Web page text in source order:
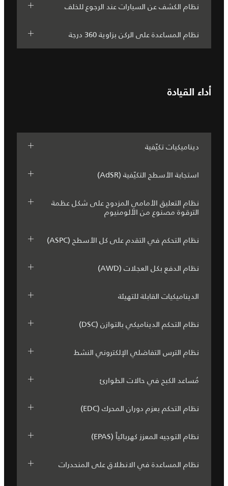
نظام الكشف عن السيارات عند الرجوع للخلف
نظام المساعدة على الركن بزاوية 360 درجة
أداء القيادة
ديناميكيات تكيّفية
استجابة الأسطح التكيّفية (AdSR)
نظام التعليق الأمامي المزدوج على شكل عظمة
الترقوة مصنوع من الألومنيوم
نظام التحكم في التقدم على كل الأسطح (ASPC)
نظام الدفع بكل العجلات (AWD)
الديناميكيات القابلة للتهيئة
نظام التحكم الديناميكي بالتوازن (DSC)
نظام الترس التفاضلي الإلكتروني النشط
مُساعد الكبح في حالات الطوارئ
نظام التحكم بعزم دوران المحرك (EDC)
نظام التوجيه المعزز كهربائياً (EPAS)
نظام المساعدة في الانطلاق على المنحدرات